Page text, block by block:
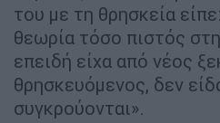
του με τη θρησκεία
θεωρία τόσο πιστός
επειδή είχα από νέος
θρησκευόμενος, δεν
συγκρούονται».